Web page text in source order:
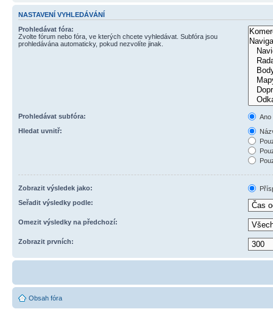
NASTAVENÍ VYHLEDÁVÁNÍ
Prohledávat fóra:
Zvolte fórum nebo fóra, ve kterých chcete vyhledávat. Subfóra jsou
prohledávána automaticky, pokud nezvolíte jinak.
Prohledávat subfóra:
Ano
Hledat uvnitř:
Zobrazit výsledek jako:
Seřadit výsledky podle:
Omezit výsledky na předchozí:
Zobrazit prvních:
Obsah fóra